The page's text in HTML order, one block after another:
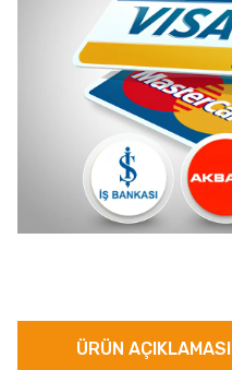
ÜRÜN AÇIKLAMASI